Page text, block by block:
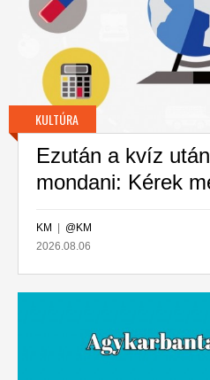
KULTÚRA
Ezután a kvíz
mondani: Kérek
KM
@KM
2026.08.06